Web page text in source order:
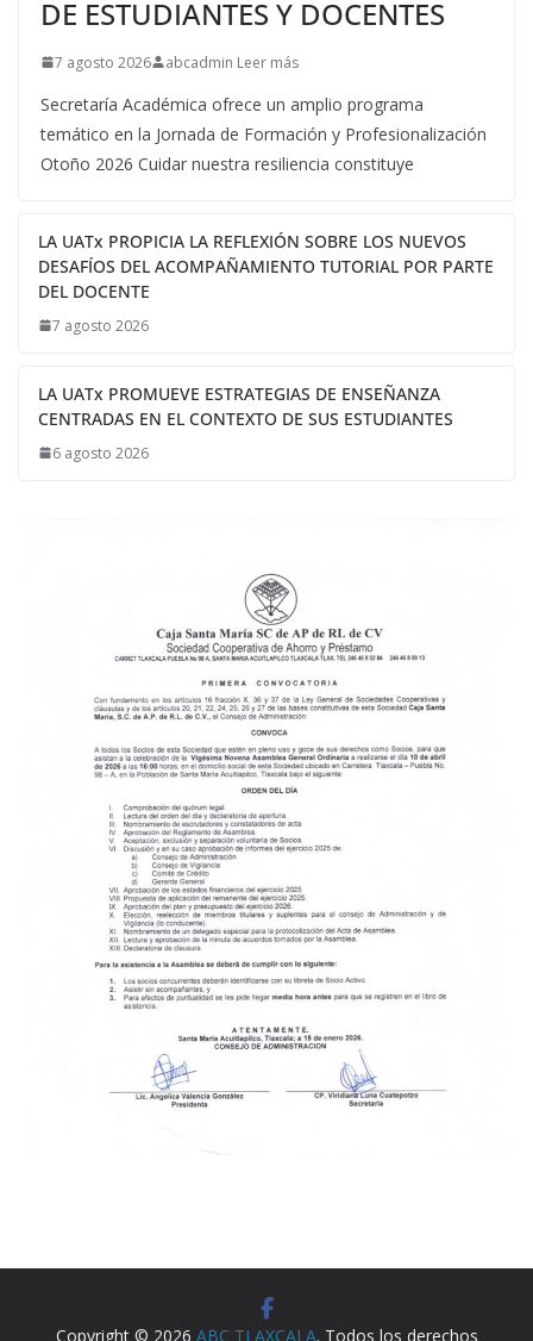
DE ESTUDIANTES Y DOCENTES
7 agosto 2026 abcadmin Leer más
Secretaría Académica ofrece un amplio programa
temático en la Jornada de Formación y Profesionalización
Otoño 2026 Cuidar nuestra resiliencia constituye
LA UATx PROPICIA LA REFLEXIÓN SOBRE LOS NUEVOS
DESAFÍOS DEL ACOMPAÑAMIENTO TUTORIAL POR PARTE
DEL DOCENTE
7 agosto 2026
LA UATx PROMUEVE ESTRATEGIAS DE ENSEÑANZA
CENTRADAS EN EL CONTEXTO DE SUS ESTUDIANTES
6 agosto 2026
Copyright © 2026 ABC TLAXCALA. Todos los derechos